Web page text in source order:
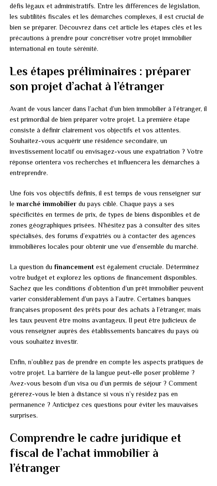
défis légaux et administratifs. Entre les différences de législation,
les subtilités fiscales et les démarches complexes, il est crucial de
bien se préparer. Découvrez dans cet article les étapes clés et les
précautions à prendre pour concrétiser votre projet immobilier
international en toute sérénité.
Les étapes préliminaires : préparer
son projet d’achat à l’étranger
Avant de vous lancer dans l’achat d’un bien immobilier à l’étranger, il
est primordial de bien préparer votre projet. La première étape
consiste à définir clairement vos objectifs et vos attentes.
Souhaitez-vous acquérir une résidence secondaire, un
investissement locatif ou envisagez-vous une expatriation ? Votre
réponse orientera vos recherches et influencera les démarches à
entreprendre.
Une fois vos objectifs définis, il est temps de vous renseigner sur
le marché immobilier du pays ciblé. Chaque pays a ses
spécificités en termes de prix, de types de biens disponibles et de
zones géographiques prisées. N’hésitez pas à consulter des sites
spécialisés, des forums d’expatriés ou à contacter des agences
immobilières locales pour obtenir une vue d’ensemble du marché.
La question du financement est également cruciale. Déterminez
votre budget et explorez les options de financement disponibles.
Sachez que les conditions d’obtention d’un prêt immobilier peuvent
varier considérablement d’un pays à l’autre. Certaines banques
françaises proposent des prêts pour des achats à l’étranger, mais
les taux peuvent être moins avantageux. Il peut être judicieux de
vous renseigner auprès des établissements bancaires du pays où
vous souhaitez investir.
Enfin, n’oubliez pas de prendre en compte les aspects pratiques de
votre projet. La barrière de la langue peut-elle poser problème ?
Avez-vous besoin d’un visa ou d’un permis de séjour ? Comment
gérerez-vous le bien à distance si vous n’y résidez pas en
permanence ? Anticipez ces questions pour éviter les mauvaises
surprises.
Comprendre le cadre juridique et
fiscal de l’achat immobilier à
l’étranger